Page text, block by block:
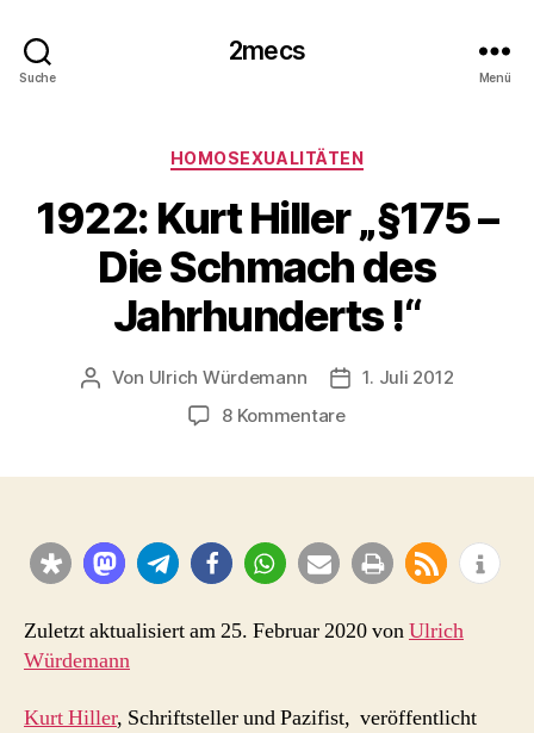
Suche
2mecs
Menü
Kategorien
HOMOSEXUALITÄTEN
1922: Kurt Hiller „§175 –
Die Schmach des
Jahrhunderts !“
Beitragsautor
Von Ulrich Würdemann Beitragsdatum
1. Juli 2012
8 Kommentarezu
Die
des
Zuletzt aktualisiert am 25. Februar 2020 vonUlrich
Würdemann
Kurt Hiller, Schriftsteller und Pazifist, veröffentlicht